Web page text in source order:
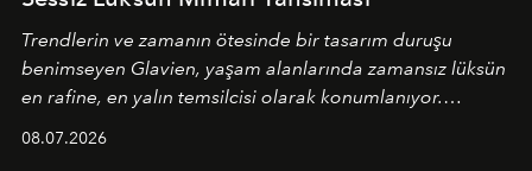
Trendlerin ve zamanın ötesinde bir tasarım duruşu
benimseyen Glavien, yaşam alanlarında zamansız lüksün
en rafine, en yalın temsilcisi olarak konumlanıyor.
08.07.2026